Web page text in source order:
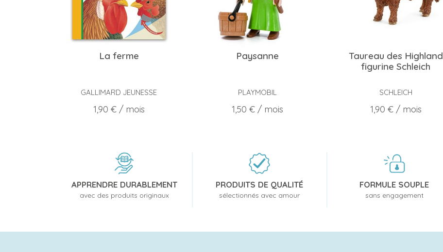
La ferme
GALLIMARD JEUNESSE
Prix
1,90 €/ mois
Paysanne
PLAYMOBIL
Prix
1,50 €/ mois
Taureau des Highland
figurine Schleich
SCHLEICH
Prix
1,90 €/ mois
APPRENDRE DURABLEMENT
avec des produits originaux
PRODUITS DE QUALITÉ
sélectionnés avec amour
FORMULE SOUPLE
sans engagement